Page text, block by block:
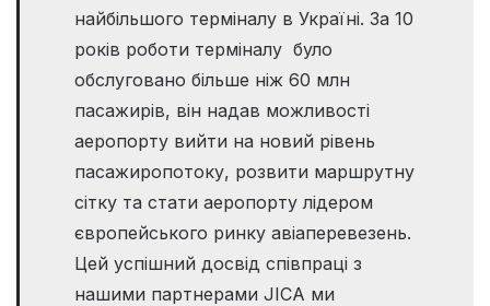
найбільшого терміналу в Україні. За 10
років роботи терміналу було
обслуговано більше ніж 60 млн
пасажирів, він надав можливості
аеропорту вийти на новий рівень
пасажиропотоку, розвити маршрутну
сітку та стати аеропорту лідером
європейського ринку авіаперевезень.
Цей успішний досвід співпраці з
нашими партнерами JICA ми